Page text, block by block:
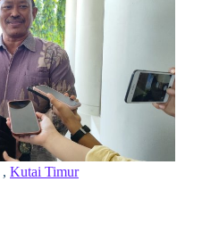
, Kutai Timur